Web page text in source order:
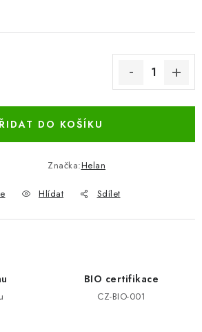
DO KOŠÍKU
Značka:Helan
Hlídat Sdílet
BIO certifikace
CZ-BIO-001